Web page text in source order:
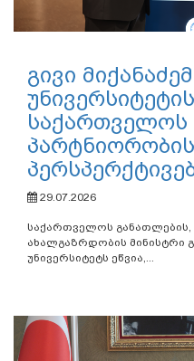
გივი
საქართველოს
29.07.2026
საქართველოს განათლების,
ახალგაზრდობის მინისტრი
უნივერსიტეტს ეწვია,...